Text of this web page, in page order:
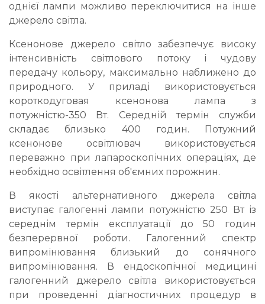
однієї лампи можливо переключитися на інше
джерело світла.
Ксенонове джерело світло забезпечує високу
інтенсивність світлового потоку і чудову
передачу кольору, максимально наближено до
природного. У приладі використовується
короткодуговая ксенонова лампа з
потужністю-350 Вт. Середній термін служби
складає близько 400 годин. Потужний
ксенонове освітлювач використовується
переважно при лапароскопічних операціях, де
необхідно освітлення об'ємних порожнин.
В якості альтернативного джерела світла
виступає галогенні лампи потужністю 250 Вт із
середнім термін експлуатації до 50 годин
безперервної роботи. Галогенний спектр
випромінювання близький до сонячного
випромінювання. В ендоскопічної медицині
галогенний джерело світла використовується
при проведенні діагностичних процедур в